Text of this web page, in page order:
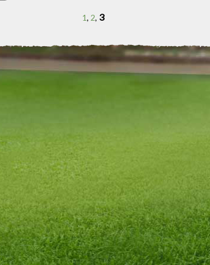
1, 2, 3